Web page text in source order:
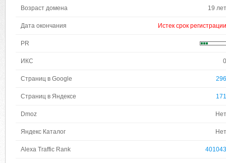
Возраст домена 19 лет
Дата окончания Истек срок регистрации
PR
ИКС 0
Страниц в Google 296
Страниц в Яндексе 171
Dmoz Нет
Яндекс Каталог Нет
Alexa Traffic Rank 401043